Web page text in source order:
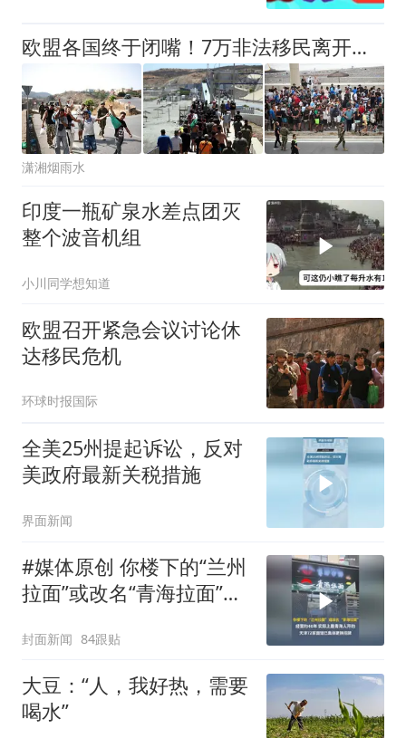
欧盟各国终于闭嘴！7万非法移民离开休达，西班牙火速遣返
潇湘烟雨水
印度一瓶矿泉水差点团灭
整个波音机组
小川同学想知道
欧盟召开紧急会议讨论休
达移民危机
环球时报国际
全美25州提起诉讼，反对
美政府最新关税措施
界面新闻
#媒体原创 你楼下的“兰州
拉面”或改名“青海拉面”，
海人开的，天津72家面馆
已集体更换招牌
封面新闻 84跟贴
大豆：“人，我好热，需要
喝水”